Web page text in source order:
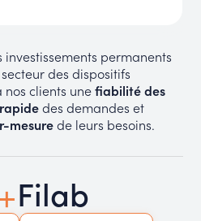
permanents
des dispositifs
nos clients unefiabilité des
des demandes et
mesurede leurs besoins.
Filab